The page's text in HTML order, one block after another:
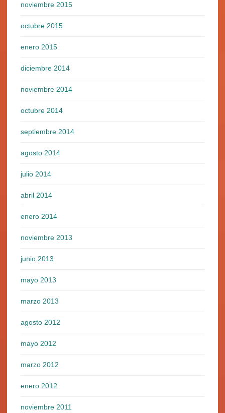
noviembre 2015
octubre 2015
enero 2015
diciembre 2014
noviembre 2014
octubre 2014
septiembre 2014
agosto 2014
julio 2014
abril 2014
enero 2014
noviembre 2013
junio 2013
mayo 2013
marzo 2013
agosto 2012
mayo 2012
marzo 2012
enero 2012
noviembre 2011